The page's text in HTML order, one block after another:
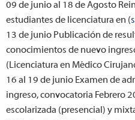
09 de junio al 18 de Agosto
estudiantes de licenciatura en (
13 de junio Publicación de
conocimientos de nuevo
(Licenciatura en Médico
16 al 19 de junio Examen de
ingreso, convocatoria Febrero
escolarizada (presencial) y